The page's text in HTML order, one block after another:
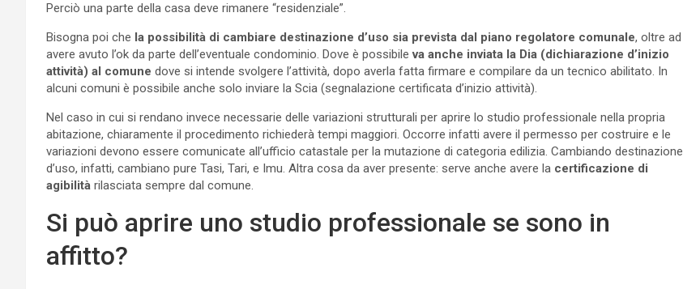
Perciò una parte della casa deve rimanere “residenziale”.
Bisogna poi che la possibilità di cambiare destinazione d’uso sia prevista dal piano regolatore comunale, oltre ad
avere avuto l’ok da parte dell’eventuale condominio. Dove è possibile va anche inviata la Dia (dichiarazione d’inizio
attività) al comune dove si intende svolgere l’attività, dopo averla fatta firmare e compilare da un tecnico abilitato. In
alcuni comuni è possibile anche solo inviare la Scia (segnalazione certificata d’inizio attività).
Nel caso in cui si rendano invece necessarie delle variazioni strutturali per aprire lo studio professionale nella propria
abitazione, chiaramente il procedimento richiederà tempi maggiori. Occorre infatti avere il permesso per costruire e le
variazioni devono essere comunicate all’ufficio catastale per la mutazione di categoria edilizia. Cambiando destinazione
d’uso, infatti, cambiano pure Tasi, Tari, e Imu. Altra cosa da aver presente: serve anche avere la certificazione di
agibilità rilasciata sempre dal comune.
Si può aprire uno studio professionale se sono in
affitto?